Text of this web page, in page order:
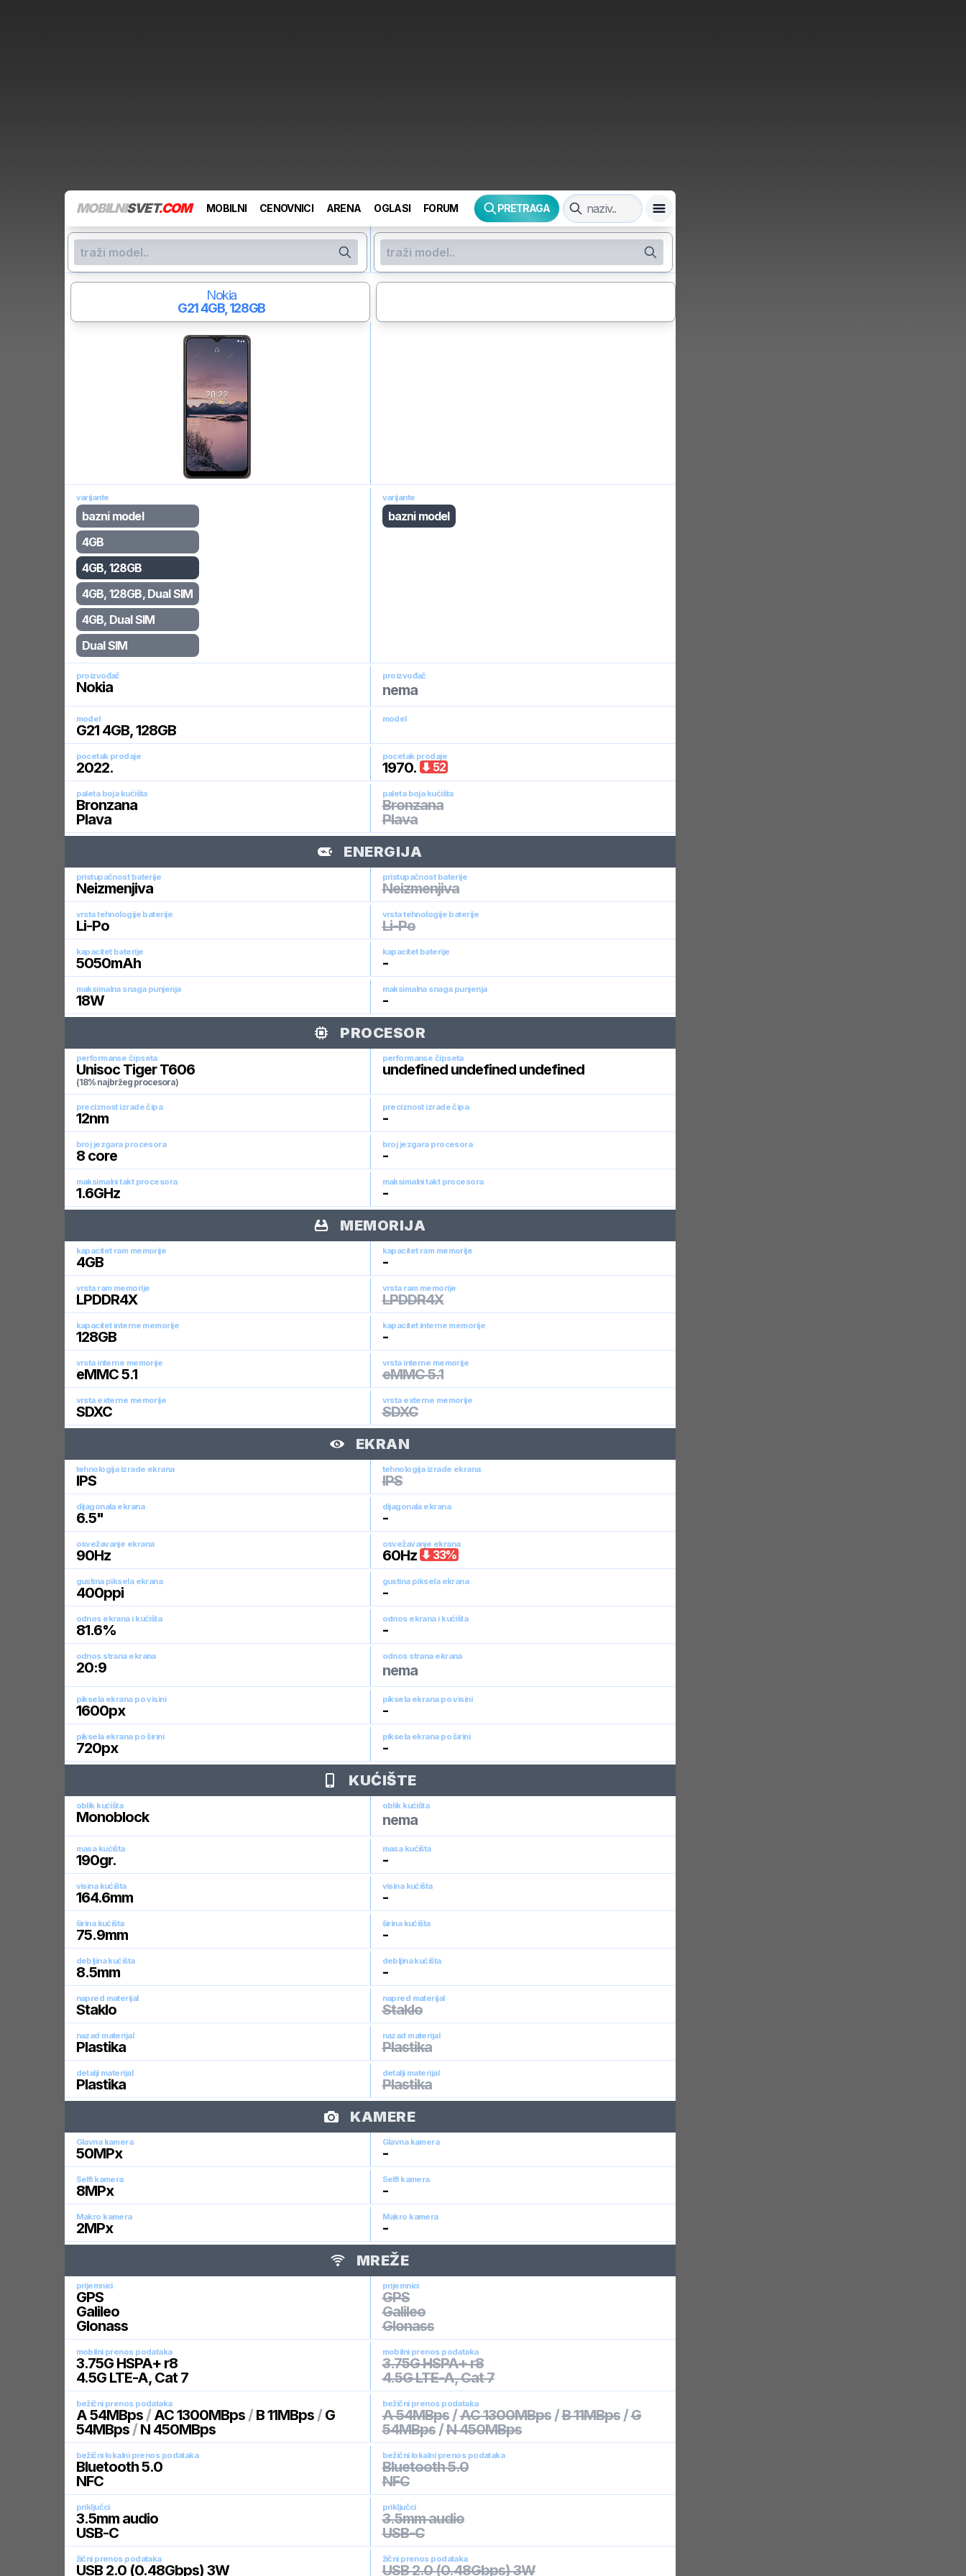
MOBILNISVET.COM MOBILNI CENOVNICI ARENA OGLASI FORUM PRETRAGA
Nokia
G214GB, 128GB
varijante
bazni model
4GB
4GB, 128GB
4GB, 128GB, Dual SIM
4GB, Dual SIM
Dual SIM
varijante
bazni model
proizvođač
Nokia
proizvođač
nema
model
G21 4GB, 128GB
model
pocetak prodaje
2022.
pocetak prodaje
1970. 52
paleta boja kućišta
Bronzana
Plava
paleta boja kućišta
Bronzana
Plava
ENERGIJA
pristupačnost baterije
Neizmenjiva
pristupačnost baterije
Neizmenjiva
vrsta tehnologije baterije
Li-Po
vrsta tehnologije baterije
Li-Po
kapacitet baterije
5050mAh
kapacitet baterije
-
maksimalna snaga punjenja
18W
maksimalna snaga punjenja
-
PROCESOR
performanse čipseta
Unisoc Tiger T606
(18% najbržeg procesora)
performanse čipseta
undefined undefined undefined
preciznost izrade čipa
12nm
preciznost izrade čipa
-
broj jezgara procesora
8core
broj jezgara procesora
-
maksimalni takt procesora
1.6GHz
maksimalni takt procesora
-
MEMORIJA
kapacitet ram memorije
4GB
kapacitet ram memorije
-
vrsta ram memorije
LPDDR4X
vrsta ram memorije
LPDDR4X
kapacitet interne memorije
128GB
kapacitet interne memorije
-
vrsta interne memorije
eMMC 5.1
vrsta interne memorije
eMMC 5.1
vrsta externe memorije
SDXC
vrsta externe memorije
SDXC
EKRAN
tehnologija izrade ekrana
IPS
tehnologija izrade ekrana
IPS
dijagonala ekrana
6.5"
dijagonala ekrana
-
osvežavanje ekrana
90Hz
osvežavanje ekrana
60Hz 33%
gustina piksela ekrana
400ppi
gustina piksela ekrana
-
odnos ekrana i kućišta
81.6%
odnos ekrana i kućišta
-
odnos strana ekrana
20:9
odnos strana ekrana
nema
piksela ekrana po visini
1600px
piksela ekrana po visini
-
piksela ekrana po širini
720px
piksela ekrana po širini
-
KUĆIŠTE
oblik kućišta
Monoblock
oblik kućišta
nema
masa kućišta
190gr.
masa kućišta
-
visina kućišta
164.6mm
visina kućišta
-
širina kućišta
75.9mm
širina kućišta
-
debljina kućišta
8.5mm
debljina kućišta
-
napred materijal
Staklo
napred materijal
Staklo
nazad materijal
Plastika
nazad materijal
Plastika
detalji materijal
Plastika
detalji materijal
Plastika
KAMERE
Glavna kamera
50MPx
Glavna kamera
-
Selfi kamera
8MPx
Selfi kamera
-
Makro kamera
2MPx
Makro kamera
-
MREŽE
prijemnici
GPS
Galileo
Glonass
prijemnici
GPS
Galileo
Glonass
mobilni prenos podataka
3.75G HSPA+ r8
4.5G LTE-A, Cat 7
mobilni prenos podataka
3.75G HSPA+ r8
4.5G LTE-A, Cat 7
bežični prenos podataka
A 54MBps/ AC 1300MBps/ B 11MBps/ G
54MBps/ N 450MBps
bežični prenos podataka
A 54MBps/AC 1300MBps/B 11MBps/G
54MBps/N 450MBps
bežični lokalni prenos podataka
Bluetooth 5.0
NFC
bežični lokalni prenos podataka
Bluetooth 5.0
NFC
priključci
3.5mm audio
USB-C
priključci
3.5mm audio
USB-C
žični prenos podataka
USB 2.0 (0.48Gbps) 3W
žični prenos podataka
USB 2.0 (0.48Gbps) 3W